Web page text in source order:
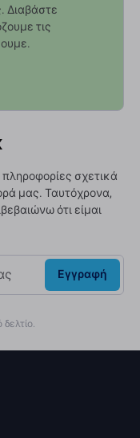
Διαβάστε
τις
σχετικά
μας. Ταυτόχρονα,
ότι είμαι
Εγγραφή